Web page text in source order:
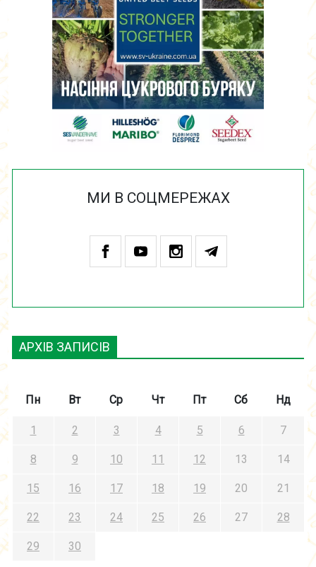
МИ В СОЦМЕРЕЖАХ
АРХІВ ЗАПИСІВ
Пн Вт Ср Чт Пт Сб Нд
1 2 3 4 5 6 7
8 9 10 11 12 13 14
15 16 17 18 19 20 21
22 23 24 25 26 27 28
29 30